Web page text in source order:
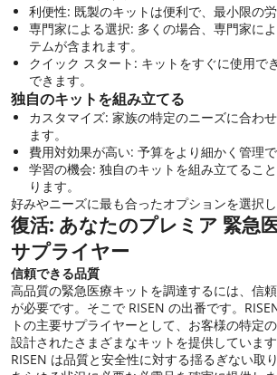
利便性: 既製のキットは便利で、最小限の労
専門家による選択: 多くの場合、専門家に
テムが含まれます。
クイック スタート: キットをすぐに使用で
できます。
独自のキットを組み立てる
カスタマイズ: 家族の特定のニーズに合わ
ます。
費用対効果が高い: 予算をより細かく管理で
学習の機会: 独自のキットを組み立てるこ
ります。
好みやニーズに最も合ったオプションを選択し
復活: あなたのプレミア 緊急
サプライヤー
信頼できる品質
高品質の緊急医療キットを調達するには、信
が必要です。そこで RISEN の出番です。
トの主要サプライヤーとして、お客様の特定
設計されたさまざまなキットを提供しています
RISEN は品質と安全性に対する揺るぎない取